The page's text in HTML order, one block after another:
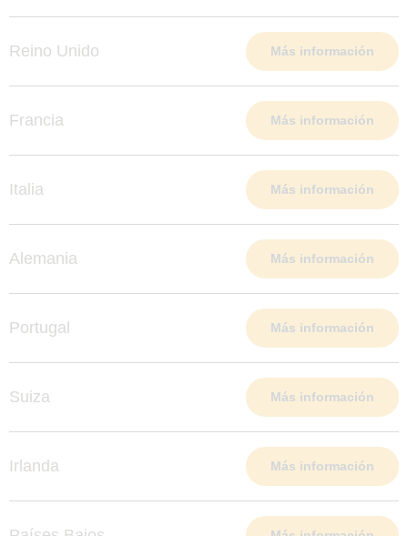
Reino Unido Más información
Francia Más información
Italia Más información
Alemania Más información
Portugal Más información
Suiza Más información
Irlanda Más información